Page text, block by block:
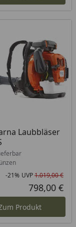
Preis
Laubbläser
nicht lieferbar
-21% UVP1.019,00 €
798,00 €
Produkt